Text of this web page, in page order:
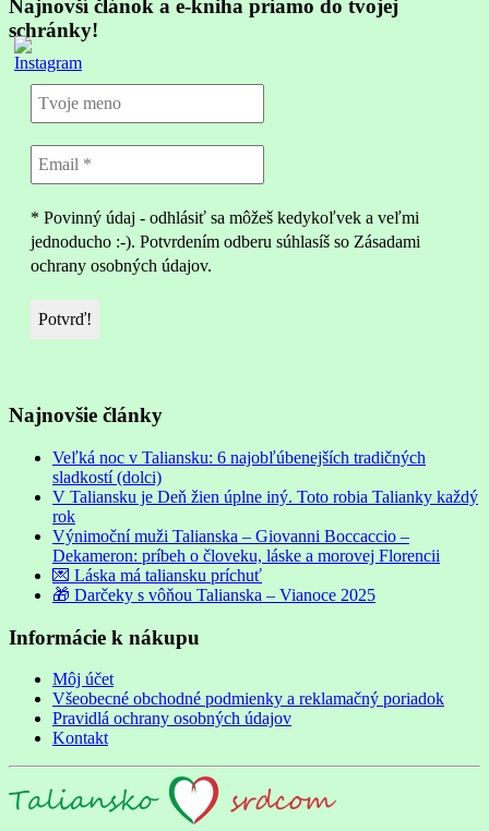
Najnovší článok a e-kniha priamo do tvojej
schránky!
* Povinný údaj - odhlásiť sa môžeš kedykoľvek a veľmi
jednoducho :-). Potvrdením odberu súhlasíš so Zásadami
ochrany osobných údajov.
Najnovšie články
Veľká noc v Taliansku: 6 najobľúbenejších tradičných
sladkostí (dolci)
V Taliansku je Deň žien úplne iný. Toto robia Talianky každý
rok
Výnimoční muži Talianska – Giovanni Boccaccio –
Dekameron: príbeh o človeku, láske a morovej Florencii
💌 Láska má taliansku príchuť
🎁 Darčeky s vôňou Talianska – Vianoce 2025
Informácie k nákupu
Môj účet
Všeobecné obchodné podmienky a reklamačný poriadok
Pravidlá ochrany osobných údajov
Kontakt